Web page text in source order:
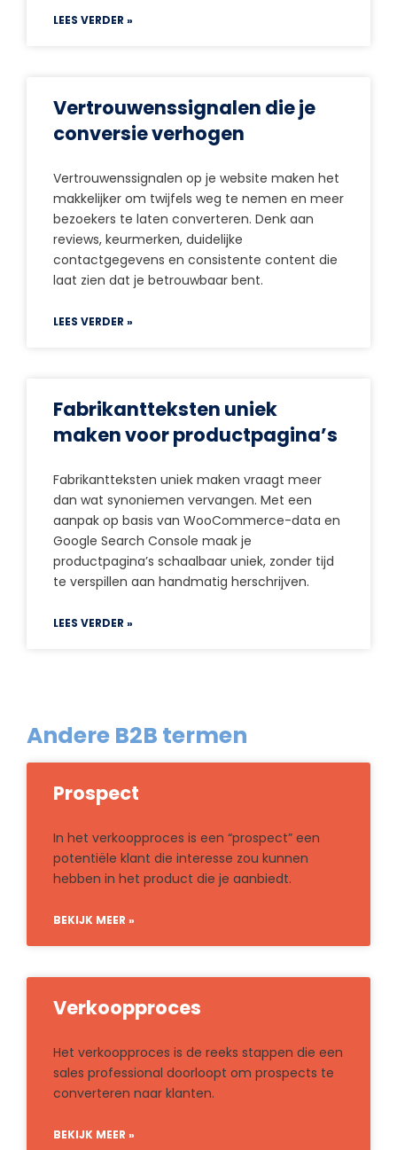
LEES VERDER »
Vertrouwenssignalen die je
conversie verhogen
Vertrouwenssignalen op je website maken het
makkelijker om twijfels weg te nemen en meer
bezoekers te laten converteren. Denk aan
reviews, keurmerken, duidelijke
contactgegevens en consistente content die
laat zien dat je betrouwbaar bent.
LEES VERDER »
Fabrikantteksten uniek
maken voor productpagina’s
Fabrikantteksten uniek maken vraagt meer
dan wat synoniemen vervangen. Met een
aanpak op basis van WooCommerce-data en
Google Search Console maak je
productpagina’s schaalbaar uniek, zonder tijd
te verspillen aan handmatig herschrijven.
LEES VERDER »
Andere B2B termen
Prospect
In het verkoopproces is een “prospect” een
potentiële klant die interesse zou kunnen
hebben in het product die je aanbiedt.
BEKIJK MEER »
Verkoopproces
Het verkoopproces is de reeks stappen die een
sales professional doorloopt om prospects te
converteren naar klanten.
BEKIJK MEER »